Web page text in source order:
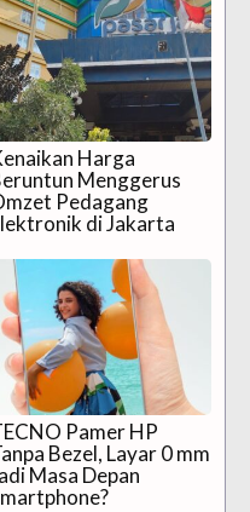
Harga
Menggerus
Pedagang
di Jakarta
Pamer HP
Bezel, Layar 0 mm
Masa Depan